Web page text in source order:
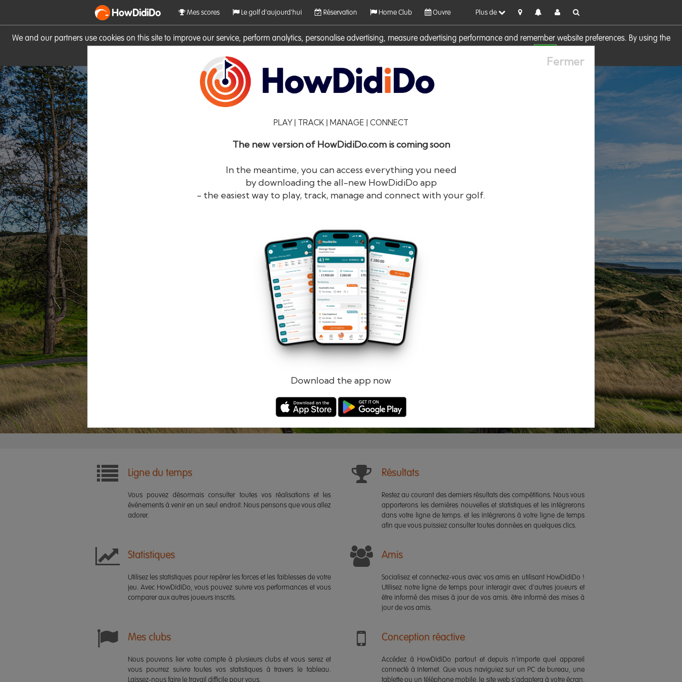
We and our partners use cookies on this site to improve our service, perform analytics, personalise advertising, measure advertising performance and remember website preferences. By using the
HowDidiDo Mes scores Le golf d'aujourd'hui Réservation Home Club Ouvre Plus de
Fermer
PLAY | TRACK | MANAGE | CONNECT
The new version of HowDidiDo.com is coming soon
In the meantime, you can access everything you need
by downloading the all-new HowDidiDo app
- the easiest way to play, track, manage and connect with your golf.
Download the app now
HowDidiDo®
Rappelle-toi de moi Mot de passe oublié ?
Connectez-vous Registre
Ligne du temps
Vous pouvez désormais consulter toutes vos réalisations et les
événements à venir en un seul endroit. Nous pensons que vous allez
adorer.
Résultats
Restez au courant des derniers résultats des compétitions. Nous vous
apporterons les dernières nouvelles et statistiques et les intégrerons
dans votre ligne de temps. et les intégrerons à votre ligne de temps
afin que vous puissiez consulter toutes données en quelques clics.
Statistiques
Utilisez les statistiques pour repérer les forces et les faiblesses de votre
jeu. Avec HowDidiDo, vous pouvez suivre vos performances et vous
comparer aux autres joueurs inscrits.
Amis
Socialisez et connectez-vous avec vos amis en utilisant HowDidiDo !
Utilisez notre ligne de temps pour interagir avec d'autres joueurs et
être informé des mises à jour de vos amis. être informé des mises à
jour de vos amis.
Mes clubs
Nous pouvons lier votre compte à plusieurs clubs et vous serez et
vous pourrez suivre toutes vos statistiques à travers le tableau.
Laissez-nous faire le travail difficile pour vous.
Conception réactive
Accédez à HowDidiDo partout et depuis n'importe quel appareil
connecté à Internet. Que vous naviguiez sur un PC de bureau, une
tablette ou un téléphone mobile, le site web s'adaptera à votre écran.